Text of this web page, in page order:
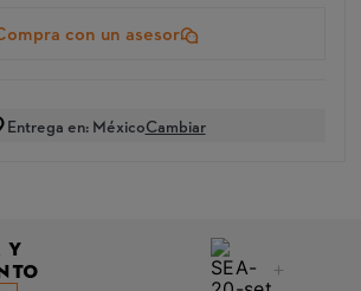
con un asesor
Entrega en: MéxicoCambiar
Y